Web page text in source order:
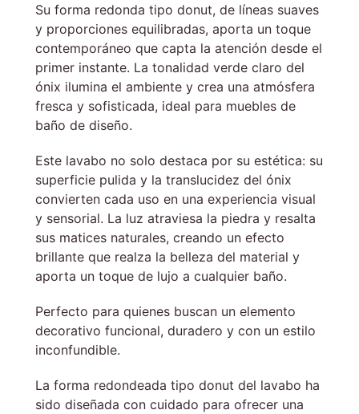
Su forma redonda tipo donut, de líneas suaves
y proporciones equilibradas, aporta un toque
contemporáneo que capta la atención desde el
primer instante. La tonalidad verde claro del
ónix ilumina el ambiente y crea una atmósfera
fresca y sofisticada, ideal para muebles de
baño de diseño.
Este lavabo no solo destaca por su estética: su
superficie pulida y la translucidez del ónix
convierten cada uso en una experiencia visual
y sensorial. La luz atraviesa la piedra y resalta
sus matices naturales, creando un efecto
brillante que realza la belleza del material y
aporta un toque de lujo a cualquier baño.
Perfecto para quienes buscan un elemento
decorativo funcional, duradero y con un estilo
inconfundible.
La forma redondeada tipo donut del lavabo ha
sido diseñada con cuidado para ofrecer una